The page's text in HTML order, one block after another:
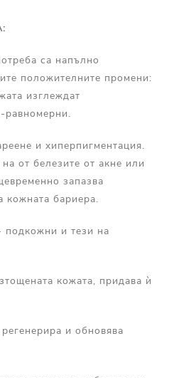
:
са напълно
положителните промени:
изглеждат
равномерни.
и хиперпигментация.
от белезите от акне или
запазва
кожната бариера.
подкожни и тези на
кожата, придава ѝ
и обновява